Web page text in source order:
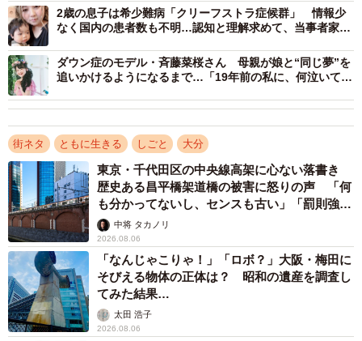
2歳の息子は希少難病「クリーフストラ症候群」 情報少
なく国内の患者数も不明…認知と理解求めて、当事者家族
ダウン症のモデル・斉藤菜桜さん 母親が娘と“同じ夢”を
追いかけるようになるまで…「19年前の私に、何泣いてん
街ネタ ともに生きる しごと 大分
東京・千代田区の中央線高架に心ない落書き
歴史ある昌平橋架道橋の被害に怒りの声 「何
も分かってないし、センスも古い」「罰則強化
して」中将 タカノリ
2026.08.06
「なんじゃこりゃ！」「ロボ？」大阪・梅田に
そびえる物体の正体は？ 昭和の遺産を調査し
てみた結果…
太田 浩子
2026.08.06